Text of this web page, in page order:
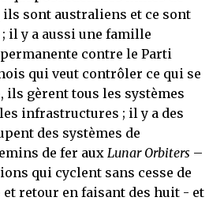
sont australiens et ce sont
il y a aussi une famille
contre le Parti
qui veut contrôler ce qui se
ils gèrent tous les systèmes
infrastructures ; il y a des
des systèmes de
de fer aux Lunar Orbiters –
qui cyclent sans cesse de
et retour en faisant des huit - et